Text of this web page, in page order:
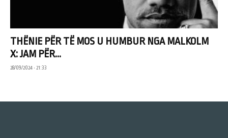
THËNIE PËR TË MOS U HUMBUR NGA MALKOLM
X: JAM PËR...
28/09/2024 • 21:33